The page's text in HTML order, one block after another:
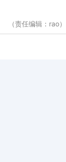
（责任编辑：rao）